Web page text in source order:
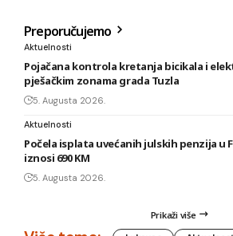
Preporučujemo
Aktuelnosti
Pojačana kontrola kretanja bicikala i
pješačkim zonama grada Tuzla
5. Augusta 2026.
Aktuelnosti
Počela isplata uvećanih julskih penzija u
iznosi 690 KM
5. Augusta 2026.
Prikaži više